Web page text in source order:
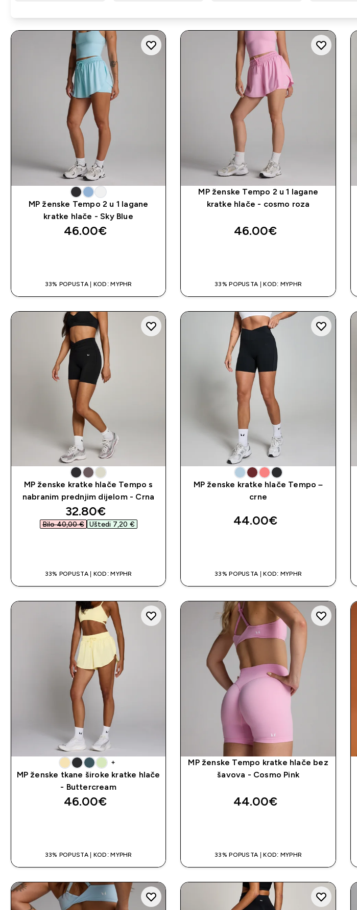
MP ženske Tempo 2 u 1 lagane
kratke hlače - Sky Blue
46.00€‎
33% POPUSTA | KOD: MYPHR
MP ženske Tempo 2 u 1 lagane
kratke hlače - cosmo roza
46.00€‎
33% POPUSTA | KOD: MYPHR
MP ženske kratke hlače Tempo s
nabranim prednjim dijelom - Crna
discounted price
32.80€‎
Bilo 40,00 €‎ Uštedi 7,20 €‎
33% POPUSTA | KOD: MYPHR
MP ženske kratke hlače Tempo –
crne
44.00€‎
33% POPUSTA | KOD: MYPHR
+
MP ženske tkane široke kratke hlače
- Buttercream
46.00€‎
33% POPUSTA | KOD: MYPHR
MP ženske Tempo kratke hlače bez
šavova - Cosmo Pink
44.00€‎
33% POPUSTA | KOD: MYPHR